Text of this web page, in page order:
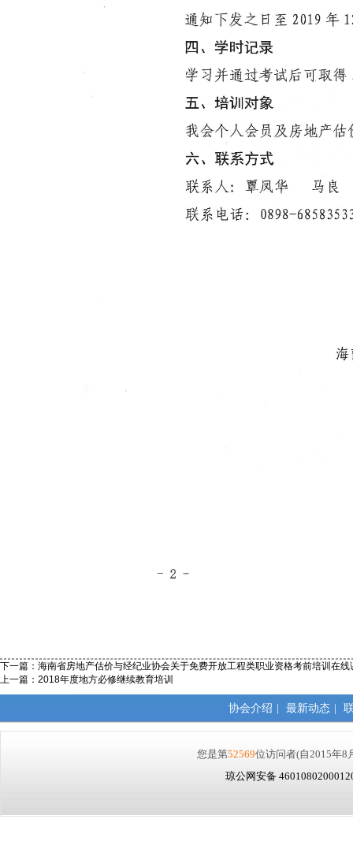
下一篇： 海南省房地产估价与经纪业协会关于免费开放工程类职业资格考前培训在线
上一篇： 2018年度地方必修继续教育培训
协会介绍 最新动态
您是第52569位访问者(自2015年8
琼公网安备